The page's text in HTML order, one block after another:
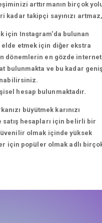
arttırmanın birçok
kadar takipçi sayınızı
için Instagram'da bulunan
elde etmek için diğer ekstra
dönemlerin en gözde internet
bulunmakta ve bu kadar
hesap bulunmaktadır.
büyütmek karınızı
hesapları için belirli bir
olmak içinde yüksek
için popüler olmak adlı